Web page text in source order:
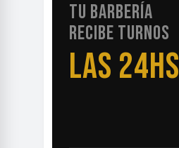
TU BARBERÍA
RECIBE TURNOS
LAS 24HS